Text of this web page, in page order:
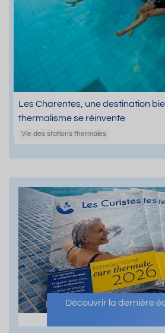
Les Charentes, une destination
thermalisme se réinvente
Vie des stations thermales
Découvrir la dernière